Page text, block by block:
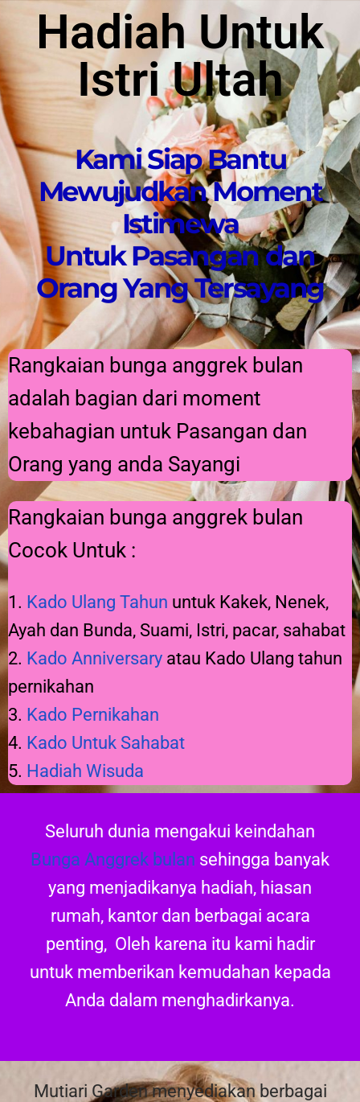
Hadiah Untuk
Istri Ultah
Kami Siap Bantu
Mewujudkan Moment
Istimewa
Untuk Pasangan dan
Orang Yang Tersayang
Rangkaian bunga anggrek bulan
adalah bagian dari moment
kebahagian untuk Pasangan dan
Orang yang anda Sayangi
Rangkaian bunga anggrek bulan
Cocok Untuk :
1. Kado Ulang Tahun untuk Kakek, Nenek,
Ayah dan Bunda, Suami, Istri, pacar, sahabat
2. Kado Anniversary atau Kado Ulang tahun
pernikahan
3. Kado Pernikahan
4. Kado Untuk Sahabat
5. Hadiah Wisuda
Seluruh dunia mengakui keindahan
Bunga Anggrek bulan sehingga banyak
yang menjadikanya hadiah, hiasan
rumah, kantor dan berbagai acara
penting, Oleh karena itu kami hadir
untuk memberikan kemudahan kepada
Anda dalam menghadirkanya.
Mutiari Garden menyediakan berbagai